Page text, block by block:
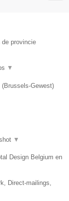
provincie
▼
(Brussels-Gewest)
▼
Design Belgium en
Direct-mailings,